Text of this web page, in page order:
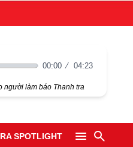
00:00 04:23
người làm báo Thanh tra
SPOTLIGHT